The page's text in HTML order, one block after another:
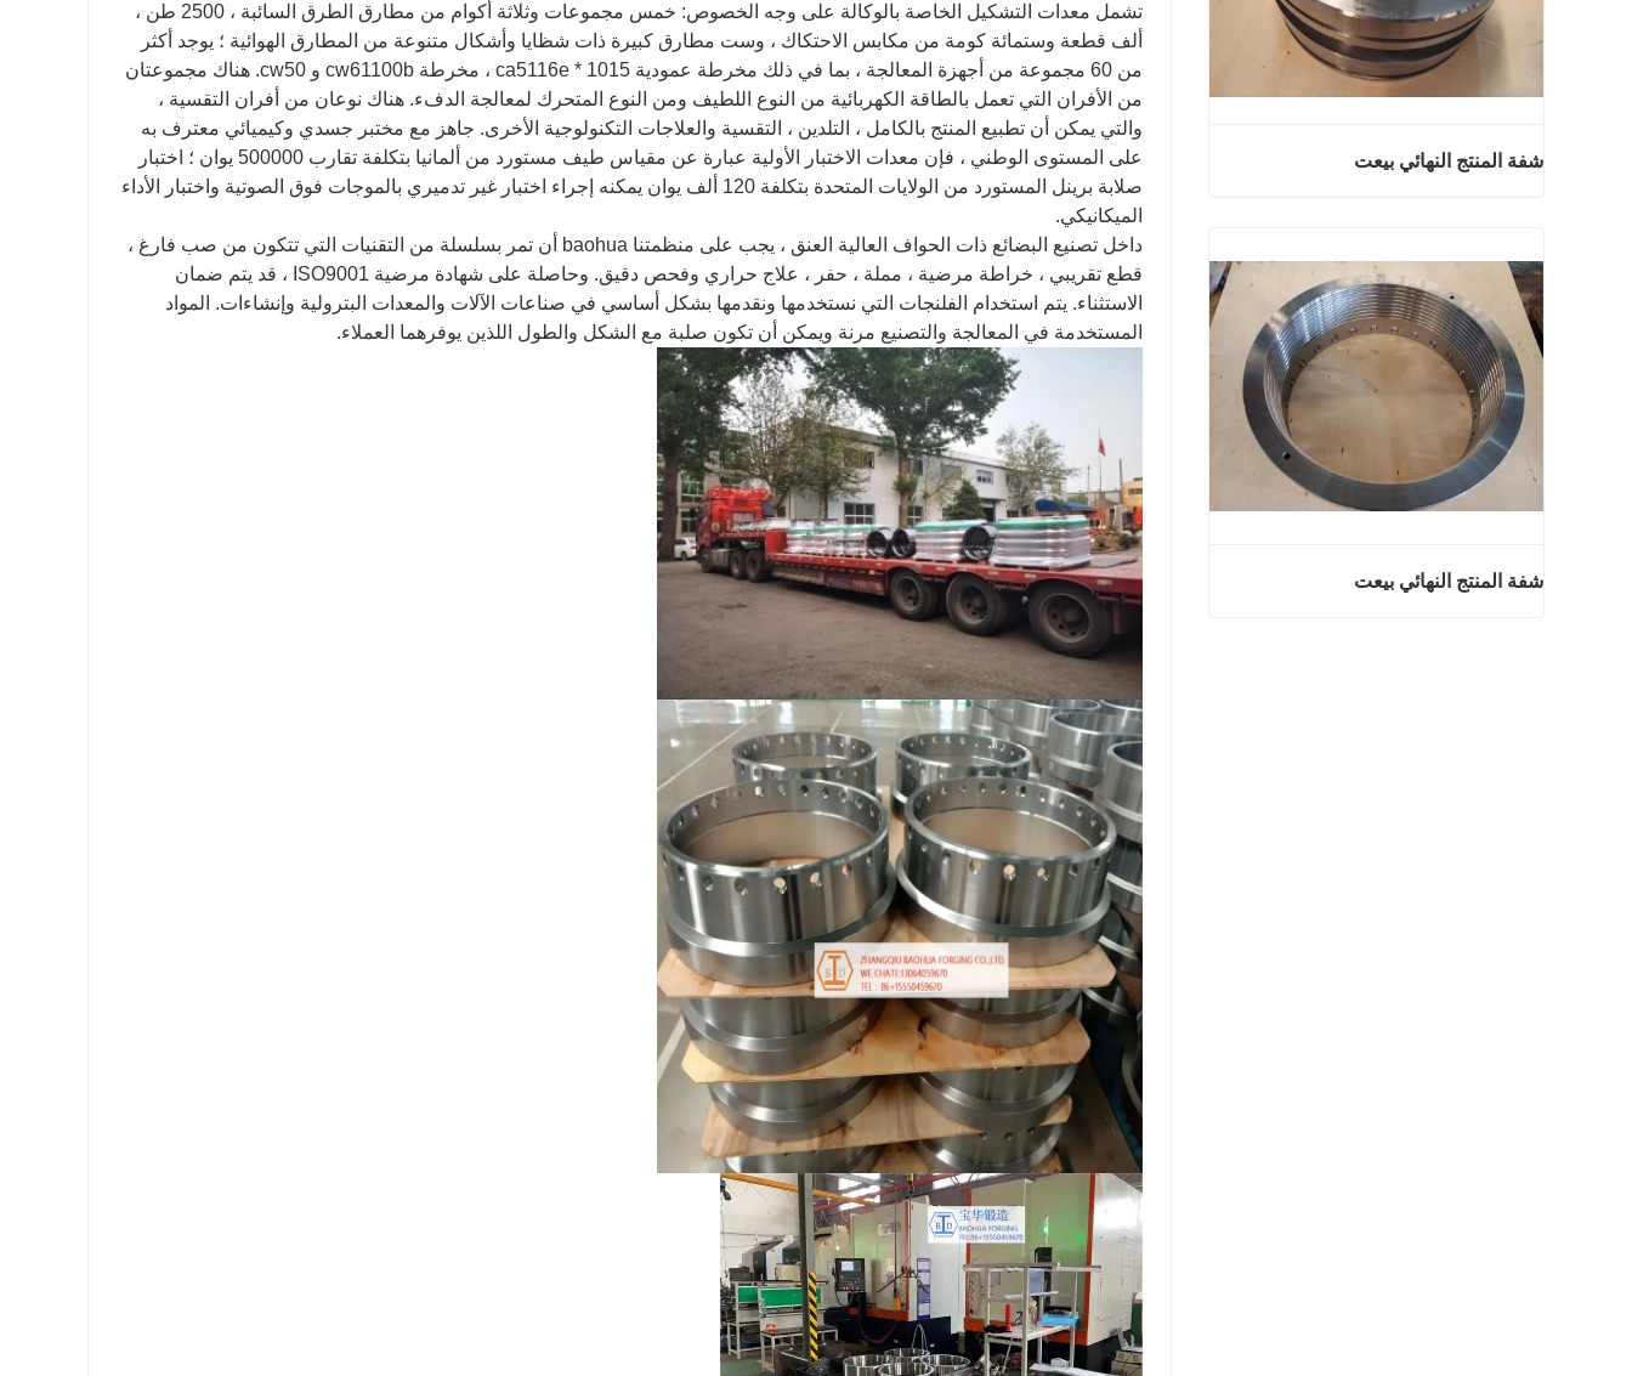
تشمل معدات التشكيل الخاصة بالوكالة على وجه الخصوص: خمس مجموعات وثلاثة أكوام من مطارق الطرق السائبة ، 2500 طن ،
ألف قطعة وستمائة كومة من مكابس الاحتكاك ، وست مطارق كبيرة ذات شظايا وأشكال متنوعة من المطارق الهوائية ؛ يوجد أكثر
من 60 مجموعة من أجهزة المعالجة ، بما في ذلك مخرطة عمودية ca5116e * 1015 ، مخرطة cw61100b و cw50. هناك مجموعتان
من الأفران التي تعمل بالطاقة الكهربائية من النوع اللطيف ومن النوع المتحرك لمعالجة الدفء. هناك نوعان من أفران التقسية ،
والتي يمكن أن تطبيع المنتج بالكامل ، التلدين ، التقسية والعلاجات التكنولوجية الأخرى. جاهز مع مختبر جسدي وكيميائي معترف به
على المستوى الوطني ، فإن معدات الاختبار الأولية عبارة عن مقياس طيف مستورد من ألمانيا بتكلفة تقارب 500000 يوان ؛ اختبار
صلابة برينل المستورد من الولايات المتحدة بتكلفة 120 ألف يوان يمكنه إجراء اختبار غير تدميري بالموجات فوق الصوتية واختبار الأداء
الميكانيكي.
داخل تصنيع البضائع ذات الحواف العالية العنق ، يجب على منظمتنا baohua أن تمر بسلسلة من التقنيات التي تتكون من صب فارغ ،
قطع تقريبي ، خراطة مرضية ، مملة ، حفر ، علاج حراري وفحص دقيق. وحاصلة على شهادة مرضية ISO9001 ، قد يتم ضمان
الاستثناء. يتم استخدام الفلنجات التي نستخدمها ونقدمها بشكل أساسي في صناعات الآلات والمعدات البترولية وإنشاءات. المواد
المستخدمة في المعالجة والتصنيع مرنة ويمكن أن تكون صلبة مع الشكل والطول اللذين يوفرهما العملاء.
شفة المنتج النهائي بيعت
اتصل الآن
شفة المنتج النهائي بيعت